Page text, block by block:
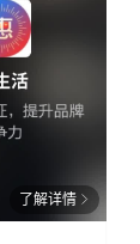
了解详情